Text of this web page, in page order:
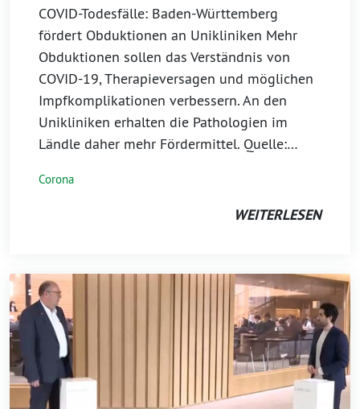
COVID-Todesfälle: Baden-Württemberg
fördert Obduktionen an Unikliniken Mehr
Obduktionen sollen das Verständnis von
COVID-19, Therapieversagen und möglichen
Impfkomplikationen verbessern. An den
Unikliniken erhalten die Pathologien im
Ländle daher mehr Fördermittel. Quelle:…
Corona
WEITERLESEN